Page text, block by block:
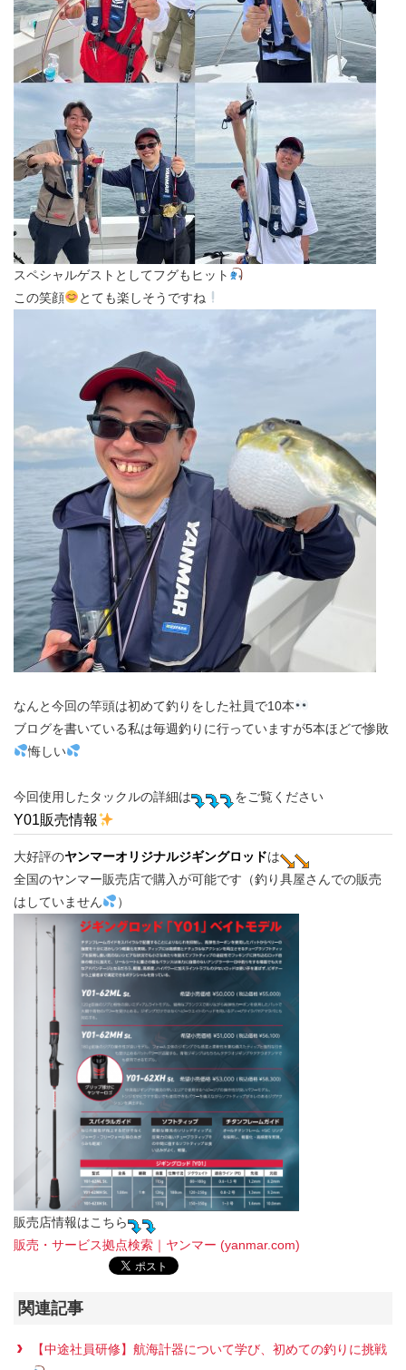
スペシャルゲストとしてフグもヒット
この笑顔
とても楽しそうですね
なんと今回の竿頭は初めて釣りをした社員で10本
ブログを書いている私は毎週釣りに行っていますが5本ほどで惨敗
悔しい
今回使用したタックルの詳細は をご覧ください
Y01販売情報
大好評のヤンマーオリジナルジギングロッドは
全国のヤンマー販売店で購入が可能です（釣り具屋さんでの販売
はしていません
）
販売店情報はこちら
販売・サービス拠点検索｜ヤンマー (yanmar.com)
関連記事
【中途社員研修】航海計器について学び、初めての釣りに挑戦